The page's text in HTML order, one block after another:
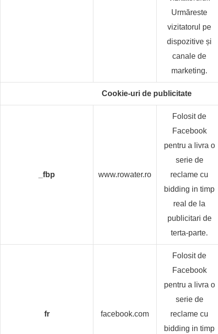
Urmăreste
vizitatorul pe
dispozitive și
canale de
marketing.
Cookie-uri de publicitate
_fbp www.rowater.ro
Folosit de
Facebook
pentru a livra o
serie de
reclame cu
bidding in timp
real de la
publicitari de
terta-parte.
fr facebook.com
Folosit de
Facebook
pentru a livra o
serie de
reclame cu
bidding in timp